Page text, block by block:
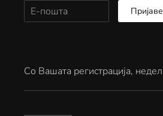
Со Вашата регистрација,